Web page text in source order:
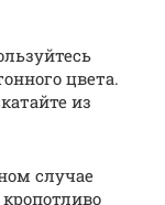
цвета.
из
случае